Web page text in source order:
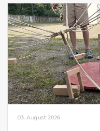
03. August 2026